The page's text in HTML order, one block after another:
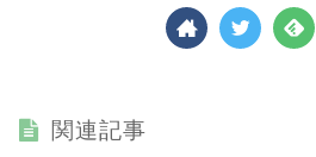
関連記事